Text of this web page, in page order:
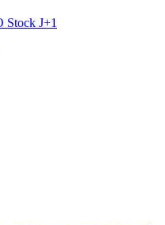
Stock J+1